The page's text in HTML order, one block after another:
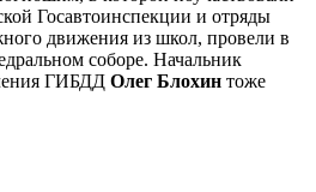
Госавтоинспекции и отряды
движения из школ, провели в
соборе. Начальник
ГИБДД Олег Блохин тоже